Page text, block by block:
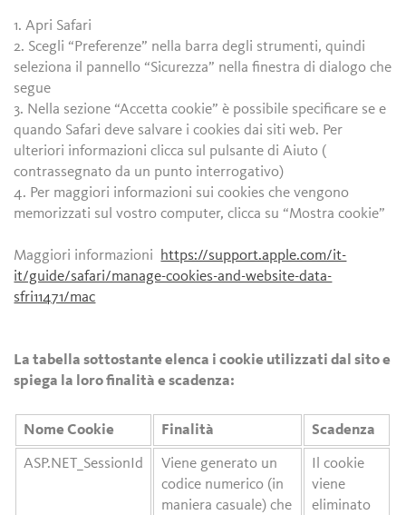
1. Apri Safari
2. Scegli “Preferenze” nella barra degli strumenti, quindi
seleziona il pannello “Sicurezza” nella finestra di dialogo che
segue
3. Nella sezione “Accetta cookie” è possibile specificare se e
quando Safari deve salvare i cookies dai siti web. Per
ulteriori informazioni clicca sul pulsante di Aiuto (
contrassegnato da un punto interrogativo)
4. Per maggiori informazioni sui cookies che vengono
memorizzati sul vostro computer, clicca su “Mostra cookie”
Maggiori informazioni https://support.apple.com/it-
it/guide/safari/manage-cookies-and-website-data-
sfri11471/mac
La tabella sottostante elenca i cookie utilizzati dal sito e
spiega la loro finalità e scadenza:
Nome Cookie Finalità Scadenza
ASP.NET_SessionId
Viene generato un
codice numerico (in
maniera casuale) che
Il cookie
viene
eliminato